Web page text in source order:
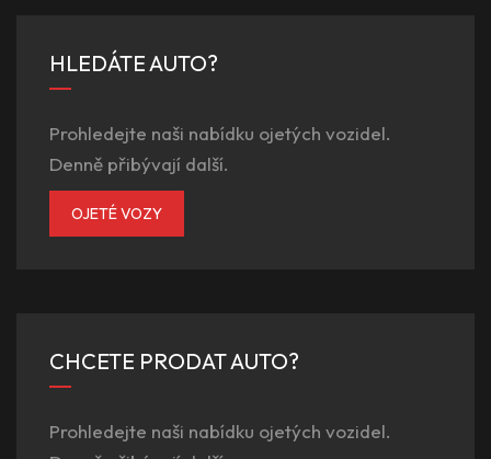
HLEDÁTE AUTO?
Prohledejte naši nabídku ojetých vozidel.
Denně přibývají další.
OJETÉ VOZY
CHCETE PRODAT AUTO?
Prohledejte naši nabídku ojetých vozidel.